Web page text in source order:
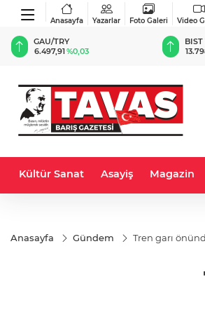
Anasayfa Yazarlar Foto Galeri Video
BIST 100
13.798,82%0,70
USD
Kültür Sanat Asayiş Magazin
Anasayfa Gündem Tren garı